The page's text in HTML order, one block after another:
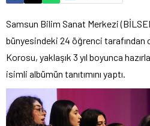
Samsun Bilim Sanat Merkezi
bünyesindeki 24 öğrenci tarafından
Korosu, yaklaşık 3 yıl boyunca
isimli albümün tanıtımını yaptı.